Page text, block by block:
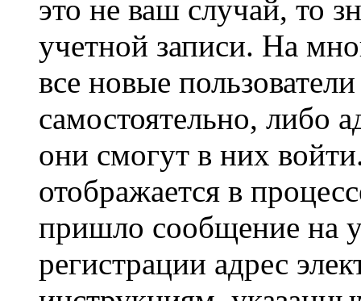
это не ваш случай, то
учетной записи. На
все новые
самостоятельно, либо
они смогут в них
отображается в
пришло сообщение на
регистрации адрес